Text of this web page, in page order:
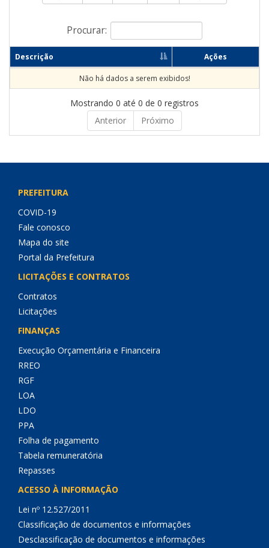
Procurar:
Descrição Ações
Não há dados a serem exibidos!
Mostrando 0 até 0 de 0 registros
Anterior
Próximo
PREFEITURA
COVID-19
Fale conosco
Mapa do site
Portal da Prefeitura
LICITAÇÕES E CONTRATOS
Contratos
Licitações
FINANÇAS
Execução Orçamentária e Financeira
RREO
RGF
LOA
LDO
PPA
Folha de pagamento
Tabela remuneratória
Repasses
ACESSO À INFORMAÇÃO
Lei nº 12.527/2011
Classificação de documentos e informações
Desclassificação de documentos e informações